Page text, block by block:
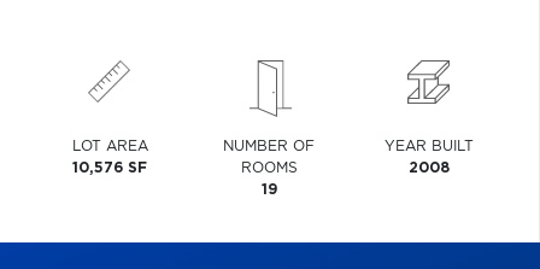
LOT AREA
10,576 SF
NUMBER OF
ROOMS
19
YEAR BUILT
2008